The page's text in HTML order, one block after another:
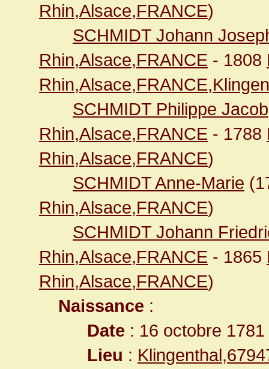
Rhin,Alsace,FRANCE)
SCHMIDT Johann
Rhin,Alsace,FRANCE - 1808
SCHMIDT Philippe Jacob
Rhin,Alsace,FRANCE - 1788
Rhin,Alsace,FRANCE)
SCHMIDT Anne-Marie
Rhin,Alsace,FRANCE)
SCHMIDT Johann
Rhin,Alsace,FRANCE - 1865
Rhin,Alsace,FRANCE)
Naissance :
Date : 16 octobre 1781
Lieu :